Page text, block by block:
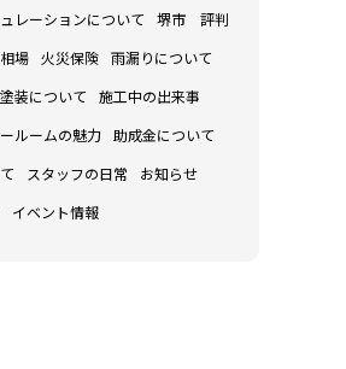
レーションについて 堺市 評判
場 火災保険 雨漏りについて
装について 施工中の出来事
ルームの魅力 助成金について
スタッフの日常 お知らせ
イベント情報